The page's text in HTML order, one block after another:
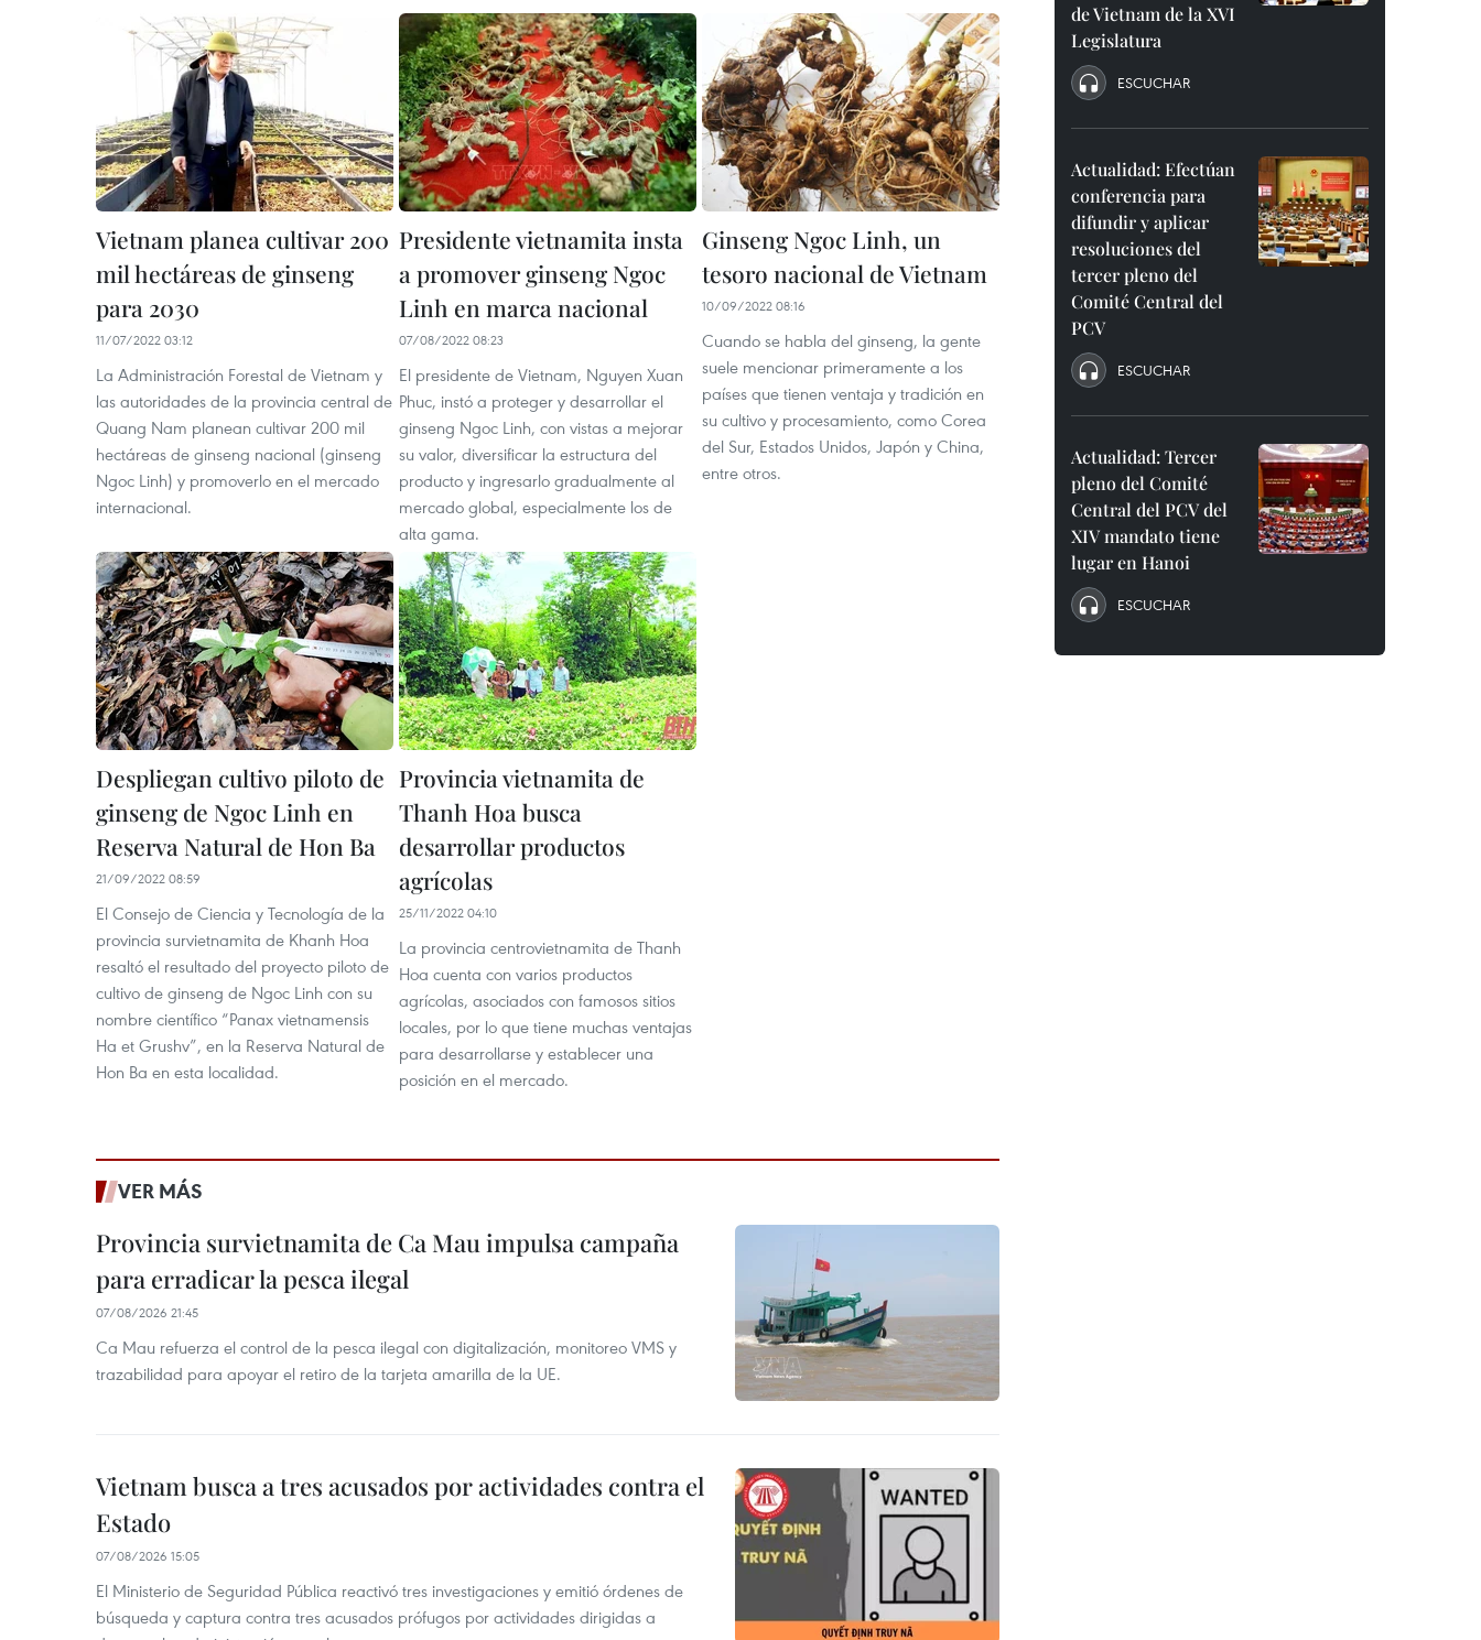
Vietnam planea cultivar 200
mil hectáreas de ginseng
para 2030
11/07/2022 03:12
La Administración Forestal de Vietnam y
las autoridades de la provincia central de
Quang Nam planean cultivar 200 mil
hectáreas de ginseng nacional (ginseng
Ngoc Linh) y promoverlo en el mercado
internacional.
Presidente vietnamita insta
a promover ginseng Ngoc
Linh en marca nacional
07/08/2022 08:23
El presidente de Vietnam, Nguyen Xuan
Phuc, instó a proteger y desarrollar el
ginseng Ngoc Linh, con vistas a mejorar
su valor, diversificar la estructura del
producto y ingresarlo gradualmente al
mercado global, especialmente los de
alta gama.
Ginseng Ngoc Linh, un
tesoro nacional de Vietnam
10/09/2022 08:16
Cuando se habla del ginseng, la gente
suele mencionar primeramente a los
países que tienen ventaja y tradición en
su cultivo y procesamiento, como Corea
del Sur, Estados Unidos, Japón y China,
entre otros.
Despliegan cultivo piloto de
ginseng de Ngoc Linh en
Reserva Natural de Hon Ba
21/09/2022 08:59
El Consejo de Ciencia y Tecnología de la
provincia survietnamita de Khanh Hoa
resaltó el resultado del proyecto piloto de
cultivo de ginseng de Ngoc Linh con su
nombre científico “Panax vietnamensis
Ha et Grushv”, en la Reserva Natural de
Hon Ba en esta localidad.
Provincia vietnamita de
Thanh Hoa busca
desarrollar productos
agrícolas
25/11/2022 04:10
La provincia centrovietnamita de Thanh
Hoa cuenta con varios productos
agrícolas, asociados con famosos sitios
locales, por lo que tiene muchas ventajas
para desarrollarse y establecer una
posición en el mercado.
VER MÁS
Provincia survietnamita de Ca Mau impulsa campaña
para erradicar la pesca ilegal
07/08/2026 21:45
Ca Mau refuerza el control de la pesca ilegal con digitalización, monitoreo VMS y
trazabilidad para apoyar el retiro de la tarjeta amarilla de la UE.
Vietnam busca a tres acusados por actividades contra el
Estado
07/08/2026 15:05
El Ministerio de Seguridad Pública reactivó tres investigaciones y emitió órdenes de
búsqueda y captura contra tres acusados prófugos por actividades dirigidas a
de Vietnam de la XVI
Legislatura
ESCUCHAR
Actualidad: Efectúan
conferencia para
difundir y aplicar
resoluciones del
tercer pleno del
Comité Central del
PCV
ESCUCHAR
Actualidad: Tercer
pleno del Comité
Central del PCV del
XIV mandato tiene
lugar en Hanoi
ESCUCHAR